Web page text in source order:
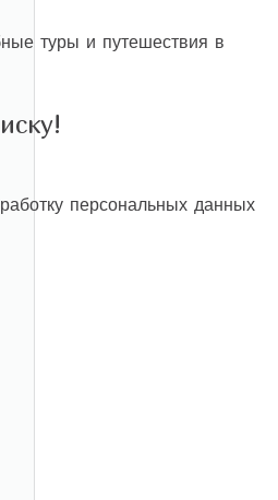
туры и путешествия в
персональных данных